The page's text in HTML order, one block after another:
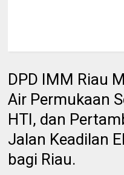
DPD IMM Riau
Air Permukaan
HTI, dan
Jalan Keadilan
bagi Riau.